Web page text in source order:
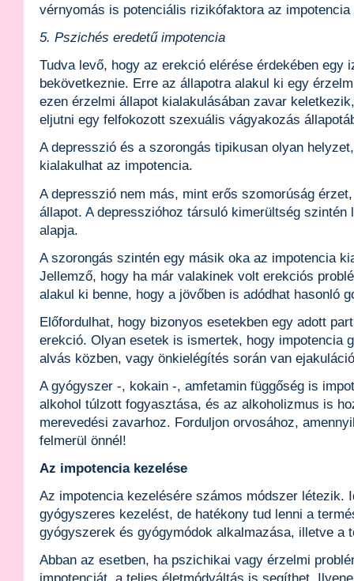
vérnyomás is potenciális rizikófaktora az
5. Pszichés eredetű impotencia
Tudva levő, hogy az erekció elérése érdekében egy
bekövetkeznie. Erre az állapotra alakul ki egy
ezen érzelmi állapot kialakulásában zavar
eljutni egy felfokozott szexuális vágyakozás
A depresszió és a szorongás tipikusan olyan
kialakulhat az impotencia.
A depresszió nem más, mint erős szomorúság
állapot. A depresszióhoz társuló kimerültség szintén
alapja.
A szorongás szintén egy másik oka az impotencia
Jellemző, hogy ha már valakinek volt erekciós
alakul ki benne, hogy a jövőben is adódhat hasonló
Előfordulhat, hogy bizonyos esetekben egy adott
erekció. Olyan esetek is ismertek, hogy impotencia
alvás közben, vagy önkielégítés során van
A gyógyszer -, kokain -, amfetamin függőség is
alkohol túlzott fogyasztása, és az alkoholizmus is
merevedési zavarhoz. Forduljon orvosához,
felmerül önnél!
Az impotencia kezelése
Az impotencia kezelésére számos módszer létezik.
gyógyszeres kezelést, de hatékony tud lenni a
gyógyszerek és gyógymódok alkalmazása, illetve a
Abban az esetben, ha pszichikai vagy érzelmi